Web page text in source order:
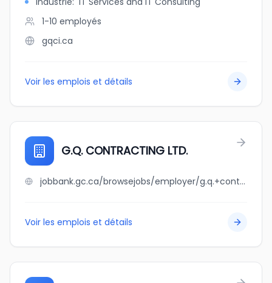
1-10 employés
gqci.ca
Voir les emplois et détails
G.Q. CONTRACTING LTD.
jobbank.gc.ca/browsejobs/employer/g.q.+contracting+ltd./ca
Voir les emplois et détails